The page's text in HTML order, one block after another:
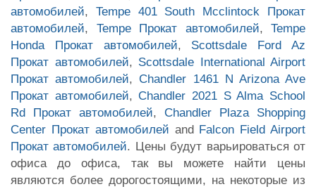
автомобилей, Tempe 401 South Mcclintock Прокат
автомобилей, Tempe Прокат автомобилей, Tempe
Honda Прокат автомобилей, Scottsdale Ford Az
Прокат автомобилей, Scottsdale International Airport
Прокат автомобилей,Chandler 1461 N Arizona Ave
Прокат автомобилей,Chandler 2021 S Alma School
Rd Прокат автомобилей, Chandler Plaza Shopping
Center Прокат автомобилей and Falcon Field Airport
Прокат автомобилей. Цены будут варьироваться от
офиса до офиса, так вы можете найти цены
являются более дорогостоящими, на некоторые из